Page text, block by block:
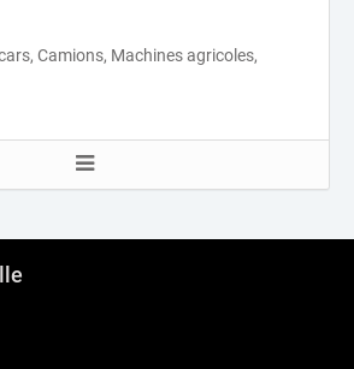
Camions, Machines agricoles,